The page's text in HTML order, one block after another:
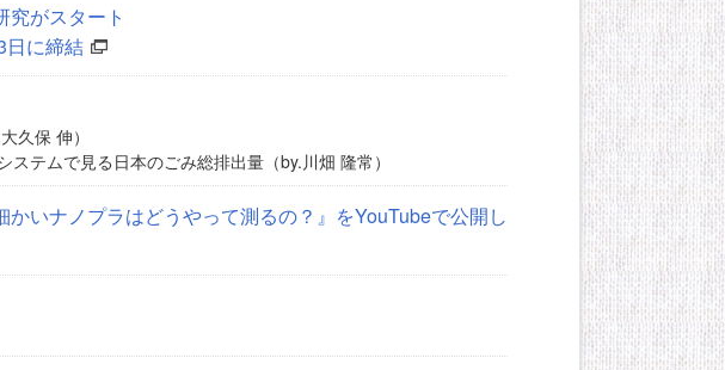
がスタート
日に締結
久保 伸）
テムで見る日本のごみ総排出量（by.川畑 隆常）
いナノプラはどうやって測るの？』をYouTubeで公開し